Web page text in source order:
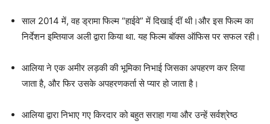
साल 2014 में, वह ड्रामा फिल्म “हाईवे” में दिखाई दीं थी।और इस फिल्म का
निर्देशन इम्तियाज अली द्वारा किया था. यह फिल्म बॉक्स ऑफिस पर सफल रही।
आलिया ने एक अमीर लड़की की भूमिका निभाई जिसका अपहरण कर लिया
जाता है, और फिर उसके अपहरणकर्ता से प्यार हो जाता है।
आलिया द्वारा निभाए गए किरदार को बहुत सराहा गया और उन्हें सर्वश्रेष्ठ